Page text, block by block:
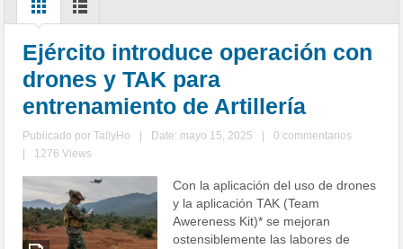
Ejército introduce operación con
drones y TAK para
entrenamiento de Artillería
Publicado porTallyHo Date: mayo 15, 2025
0 commentarios
1276 Views
Con la aplicación del uso de drones
y la aplicación TAK (Team
Awereness Kit)* se mejoran
ostensiblemente las labores de